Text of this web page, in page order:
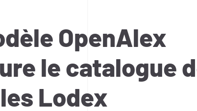
OpenAlex
le catalogue
Lodex